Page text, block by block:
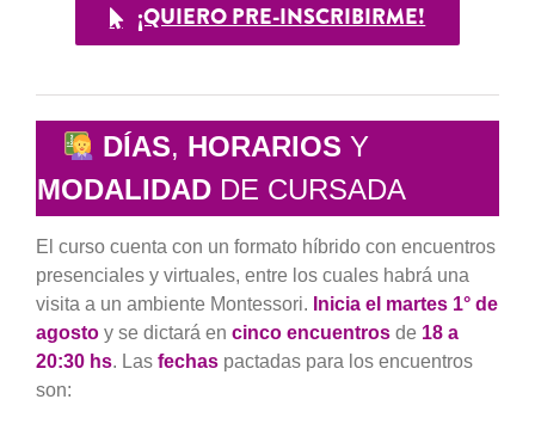
¡QUIERO PRE-INSCRIBIRME!
DÍAS, HORARIOSY
MODALIDAD DE CURSADA
El curso cuenta con un formato híbrido con encuentros
presenciales y virtuales, entre los cuales habrá una
visita a un ambiente Montessori. Inicia el martes 1° de
agosto y se dictará en cinco encuentros de 18 a
20:30 hs. Las fechas pactadas para los encuentros
son: